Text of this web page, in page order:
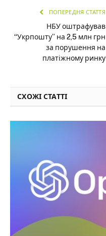
ПОПЕРЕДНЯ СТАТТЯ
НБУ оштрафував
“Укрпошту” на 2,5 млн грн
за порушення на
платіжному ринку
СХОЖІ СТАТТІ